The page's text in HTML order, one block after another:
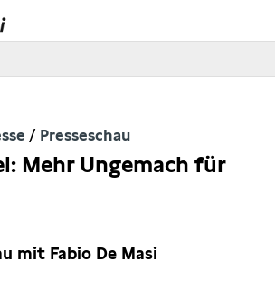
Presseschau
Mehr Ungemach für
mit Fabio De Masi